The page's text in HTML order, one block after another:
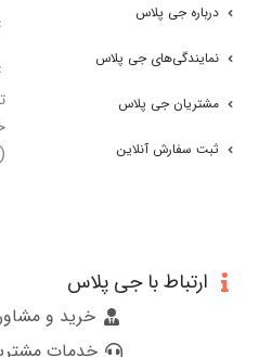
درباره جی پلاس
نمایندگی‌های جی پلاس
مشتریان جی پلاس
ثبت سفارش آنلاین
ارتباط با جی پلاس
خرید و مشاوره:
خدمات مشتریان: